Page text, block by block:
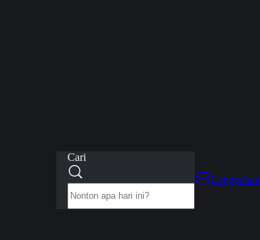
Cari
Langganan